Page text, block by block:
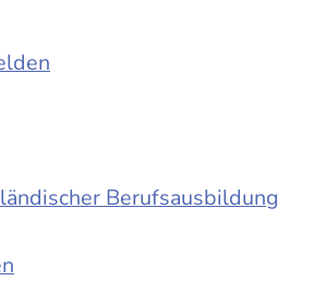
Berufsausbildung